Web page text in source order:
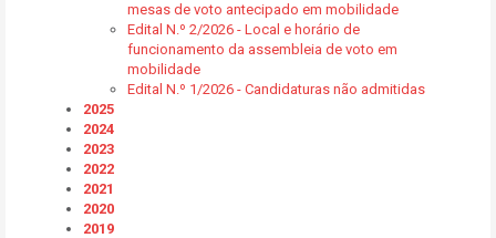
mesas de voto antecipado em mobilidade
Edital N.º 2/2026 - Local e horário de
funcionamento da assembleia de voto em
mobilidade
Edital N.º 1/2026 - Candidaturas não admitidas
2025
2024
2023
2022
2021
2020
2019